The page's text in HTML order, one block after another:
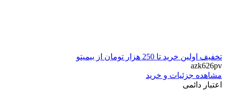
تخفیف اولین خرید تا 250 هزار تومان از بيميتو
azk626pv
مشاهده جزئیات و خرید
اعتبار دائمی